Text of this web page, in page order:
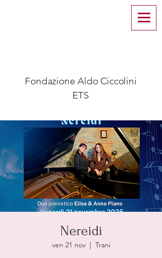
Fondazione Aldo Ciccolini
ETS​
Nereidi
ven 21 nov
  |
Trani